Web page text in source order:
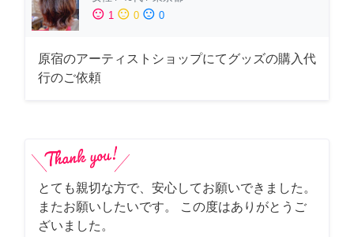
sentiment_satisfied 1 sentiment_neutral 0 sentiment_dissatisfied 0
原宿のアーティストショップにてグッズの購入代
行のご依頼
とても親切な方で、安心してお願いできました。
またお願いしたいです。 この度はありがとうご
ざいました。